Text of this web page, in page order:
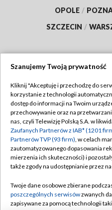
OPOLE /
SZCZECIN /
Abonament TVP
Emisja w TVP
Centrum informacji TVP
Naziemna Telewizja
Rada Programowa
Polityka
Szanujemy Twoją prywatność
Kliknij "Akceptuję i przechodzę do
korzystanie z technologii
dostęp do informacji na Twoim
przechowywanie oraz na
nas, czyli Telewizję Polską S.A. w
Zaufanych Partnerów z IAB* (1201
Partnerów TVP (93 firm), w celach
zautomatyzowanego dopasowania
mierzenia ich skuteczności) i
także zgody na udostępnianie przez
Twoje dane osobowe zbierane
poszczególnych serwisówzwanych
zapisywane za pomocą technologii